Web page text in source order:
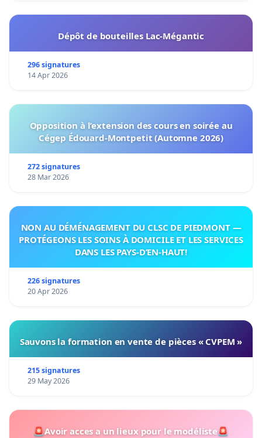
Dépôt de bouteilles Lac-Mégantic
296 signatures
14 Apr 2026
Opposition à l’extension des cours en soirée au
Cégep Édouard-Montpetit (Automne 2026)
272 signatures
28 Mar 2026
NON AU DÉMÉNAGEMENT DU CLSC DE PIEDMONT —
PROTÉGEONS LES SOINS À DOMICILE ET LES SERVICES
DANS LES PAYS-D’EN-HAUT!
226 signatures
20 Apr 2026
Sauvons la formation en vente de pièces « CVPEM »
215 signatures
29 May 2026
🚨Avoir acces a un lieux pour le modéliste🚨